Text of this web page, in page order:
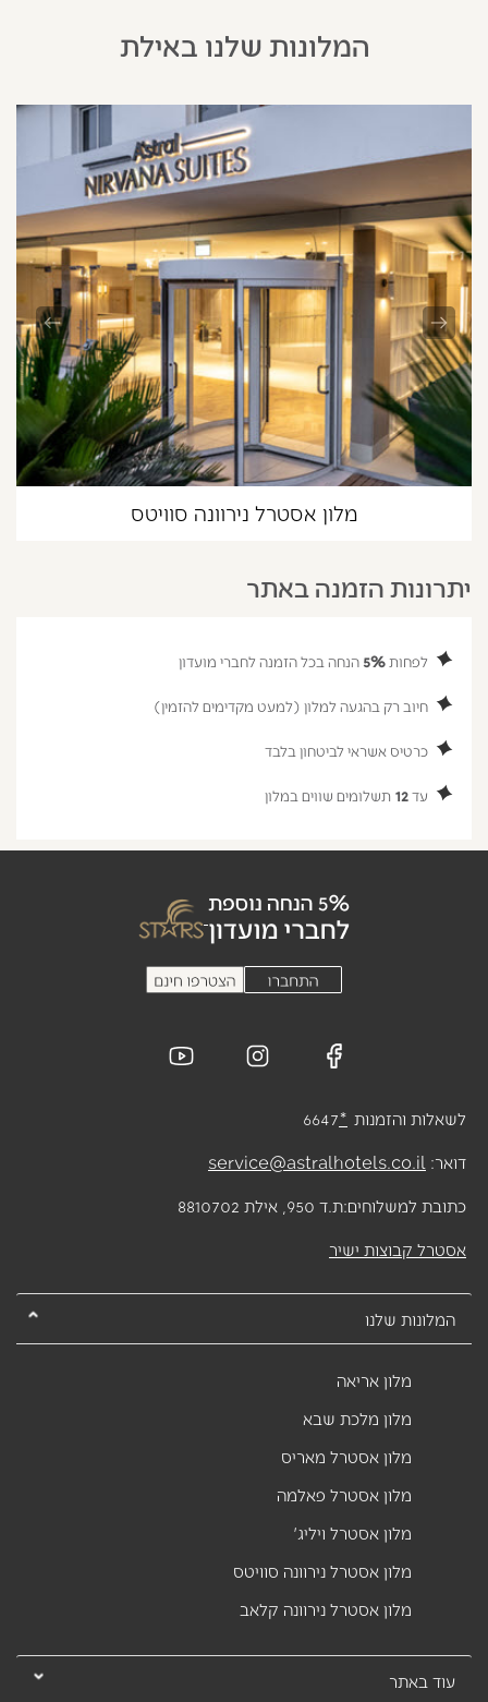
המלונות שלנו באילת
מלון אסטרל נירוונה סוויטס
הבא
יתרונות הזמנה באתר
לפחות5% הנחה בכל הזמנה לחברי מועדון
חיוב רק בהגעה למלון (למעט מקדימים להזמין)
כרטיס אשראי לביטחון בלבד
עד12 תשלומים שווים במלון
לשאלות והזמנות *
6647
דואר: service@astralhotels.co.il
כתובת למשלוחים:ת.ד 950, אילת 8810702
אסטרל קבוצות ישיר
המלונות שלנו
מלון אריאה
מלון מלכת שבא
מלון אסטרל מאריס
מלון אסטרל פאלמה
מלון אסטרל ויליג'
מלון אסטרל נירוונה סוויטס
מלון אסטרל נירוונה קלאב
עוד באתר